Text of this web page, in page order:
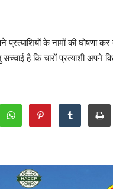
के नामों की घोषणा
है कि चारों प्रत्याशी अपने